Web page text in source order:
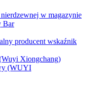
w magazynie
Bar
producent wskaźnik
Xiongchang)
(WUYI